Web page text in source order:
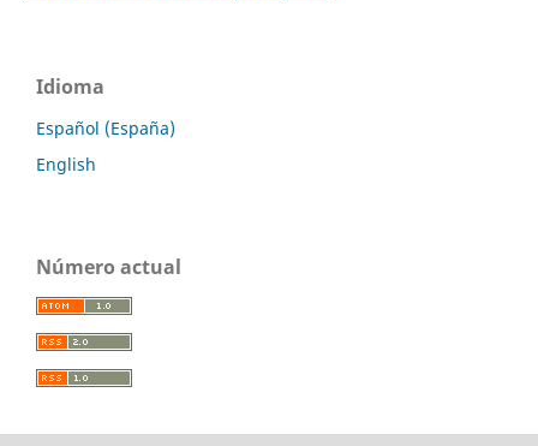
Idioma
Español (España)
English
Número actual